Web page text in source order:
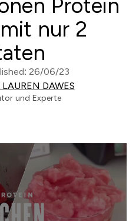
Protein
nur 2
26/06/23
DAWES
und Experte